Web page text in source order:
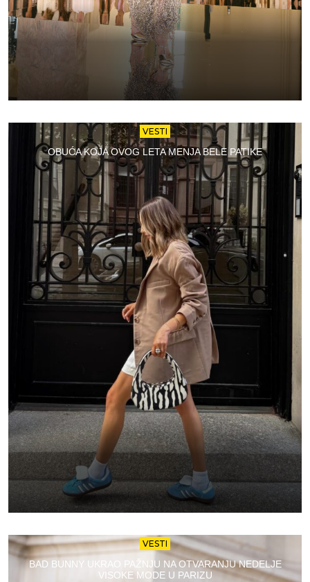
VESTI
OBUĆA KOJA OVOG LETA MENJA BELE PATIKE
VESTI
BAD BUNNY UKRAO PAŽNJU NA OTVARANJU NEDELJE
VISOKE MODE U PARIZU